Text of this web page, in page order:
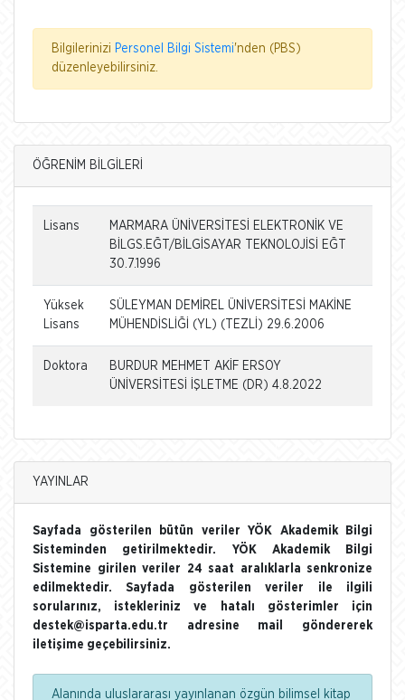
Bilgilerinizi Personel Bilgi Sistemi'nden (PBS)
düzenleyebilirsiniz.
ÖĞRENİM BİLGİLERİ
Lisans
MARMARA ÜNİVERSİTESİ ELEKTRONİK VE
BİLGS.EĞT/BİLGİSAYAR TEKNOLOJİSİ EĞT
30.7.1996
Yüksek
Lisans
SÜLEYMAN DEMİREL ÜNİVERSİTESİ MAKİNE
MÜHENDİSLİĞİ (YL) (TEZLİ) 29.6.2006
Doktora
BURDUR MEHMET AKİF ERSOY
ÜNİVERSİTESİ İŞLETME (DR) 4.8.2022
YAYINLAR
Sayfada gösterilen bütün veriler YÖK Akademik Bilgi
Sisteminden getirilmektedir. YÖK Akademik Bilgi
Sistemine girilen veriler 24 saat aralıklarla senkronize
edilmektedir. Sayfada gösterilen veriler ile ilgili
sorularınız, istekleriniz ve hatalı gösterimler için
destek@isparta.edu.tr adresine mail göndererek
iletişime geçebilirsiniz.
Alanında uluslararası yayınlanan özgün bilimsel kitap